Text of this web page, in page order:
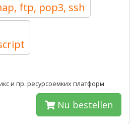
ftp, pop3, ssh
и пр. ресурсоемких платформ
Nu bestellen